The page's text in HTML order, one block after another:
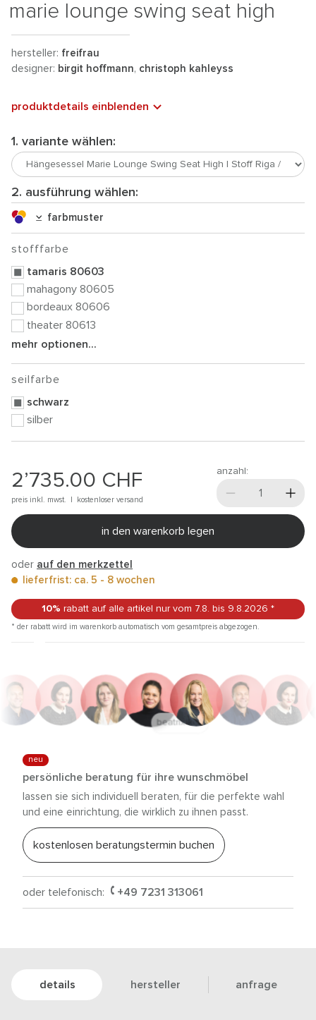
marie lounge swing seat high
hersteller: freifrau
designer: birgit hoffmann, christoph kahleyss
produktdetails einblenden
1. variante wählen:
2. ausführung wählen:
farbmuster
stofffarbe
tamaris 80603
mahagony 80605
bordeaux 80606
theater 80613
mehr optionen...
seilfarbe
schwarz
silber
2’735.00 CHF
preis inkl. mwst. | kostenloser versand
anzahl:
in den warenkorb legen
oder auf den merkzettel
lieferfrist: ca. 5 - 8 wochen
10% rabatt auf alle artikel nur vom 7.8. bis 9.8.2026 *
* der rabatt wird im warenkorb automatisch vom gesamtpreis abgezogen.
neu
persönliche beratung für ihre wunschmöbel
lassen sie sich individuell beraten, für die perfekte wahl
und eine einrichtung, die wirklich zu ihnen passt.
kostenlosen beratungstermin buchen
oder telefonisch: +49 7231 313061
anna trautz
details hersteller anfrage